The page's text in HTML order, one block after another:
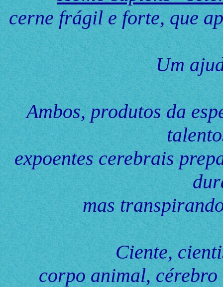
cerne frágil e forte, que
Um
Ambos, produtos da
expoentes cerebrais
mas
Ciente,
corpo animal, cérebro